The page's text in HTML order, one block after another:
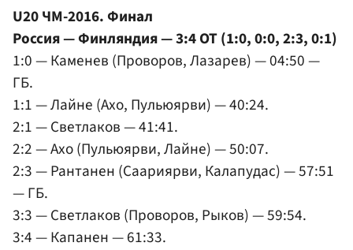
U20 ЧМ-2016. Финал
Россия — Финляндия — 3:4 ОТ (1:0, 0:0, 2:3, 0:1)
1:0 — Каменев (Проворов, Лазарев) — 04:50 —
ГБ.
1:1 — Лайне (Ахо, Пульюярви) — 40:24.
2:1 — Светлаков — 41:41.
2:2 — Ахо (Пульюярви, Лайне) — 50:07.
2:3 — Рантанен (Саариярви, Калапудас) — 57:51
— ГБ.
3:3 — Светлаков (Проворов, Рыков) — 59:54.
3:4 — Капанен — 61:33.